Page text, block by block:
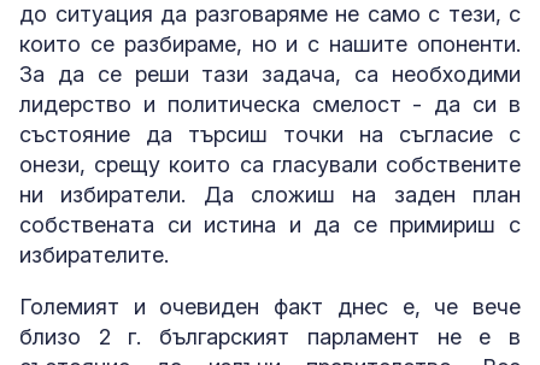
до ситуация да разговаряме не само с тези, с
които се разбираме, но и с нашите опоненти.
За да се реши тази задача, са необходими
лидерство и политическа смелост - да си в
състояние да търсиш точки на съгласие с
онези, срещу които са гласували собствените
ни избиратели. Да сложиш на заден план
собствената си истина и да се примириш с
избирателите.
Големият и очевиден факт днес е, че вече
близо 2 г. българският парламент не е в